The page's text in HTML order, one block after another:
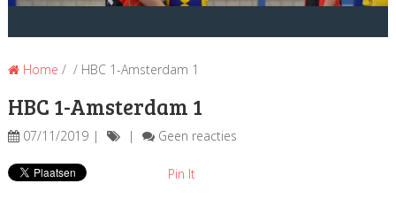
Home / / HBC 1-Amsterdam 1
HBC 1-Amsterdam 1
07/11/2019 Geen reacties
Pin It